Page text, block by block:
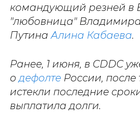
командующий резней в
"любовница"
ПутинаАлина Кабаева.
Ранее, 1 июня, в CDDC
одефолте России, после
истекли последние
выплатила долги.